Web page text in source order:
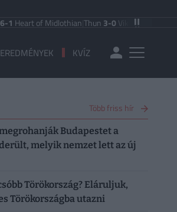
of Midlothian|Thun3-0Vikingur Reykjavik
KVÍZ
Több friss hír
Budapestet a
melyik nemzet lett az új
Törökország? Eláruljuk,
Törökországba utazni